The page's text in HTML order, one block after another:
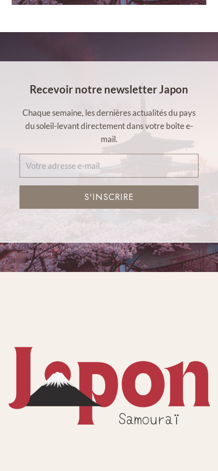
Recevoir notre newsletter Japon
Chaque semaine, les dernières actualités du pays
du soleil-levant directement dans votre boîte e-
mail.
S'INSCRIRE